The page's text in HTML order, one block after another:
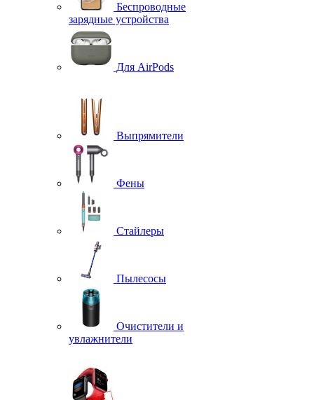
Беспроводные
зарядные устройства
Для AirPods
Выпрямители
Фены
Стайлеры
Пылесосы
Очистители и
увлажнители